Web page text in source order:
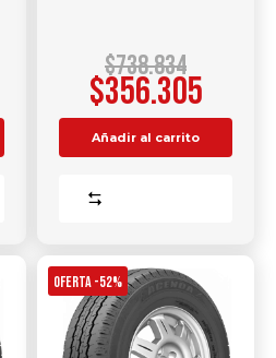
$738.834
$356.305
Añadir al carrito
OFERTA -52%